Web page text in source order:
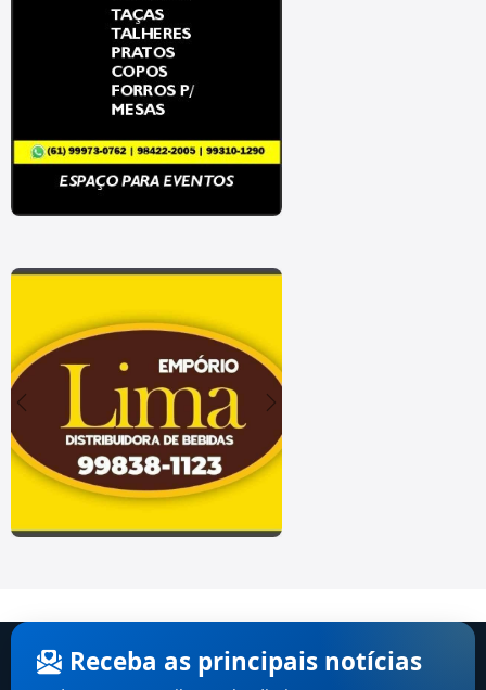
Receba as principais notícias